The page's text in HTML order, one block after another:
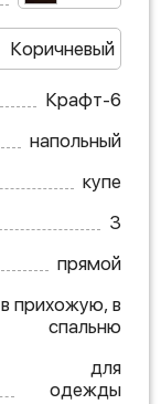
Коричневый
Крафт-6
напольный
купе
3
прямой
в прихожую, в
спальню
для
одежды